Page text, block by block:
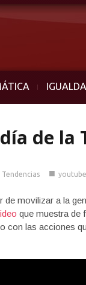
de la
Tendencias ■ youtube
movilizar a la
que muestra de
con las acciones